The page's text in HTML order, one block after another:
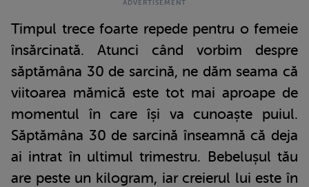
Timpul trece foarte repede pentru o femeie
însărcinată. Atunci când vorbim despre
săptămâna 30 de sarcină, ne dăm seama că
viitoarea mămică este tot mai aproape de
momentul în care își va cunoaște puiul.
Săptămâna 30 de sarcină înseamnă că deja
ai intrat în ultimul trimestru. Bebelușul tău
are peste un kilogram, iar creierul lui este în